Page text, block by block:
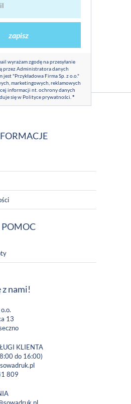
zapisz
wyrażam zgodę na przesyłanie
przez Administratora danych
"Przykładowa Firma Sp. z o.o."
marketingowych, reklamowych
informacji nt. ochrony danych
się w Polityce prywatności *
POMOC
nami!
13
KLIENTA
do 16:00)
809